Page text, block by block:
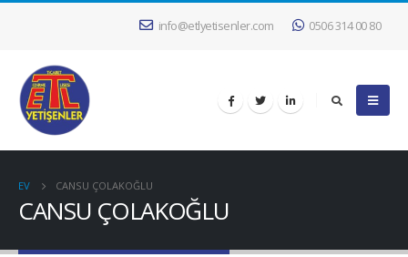
info@etlyetisenler.com 0506 314 00 80
EV CANSU ÇOLAKOĞLU
CANSU ÇOLAKOĞLU